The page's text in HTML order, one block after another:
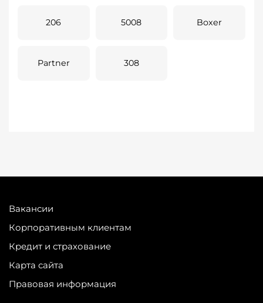
206 5008 Boxer
Partner 308
Вакансии
Корпоративным клиентам
Кредит и страхование
Карта сайта
Правовая информация